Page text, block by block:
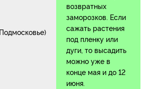
возвратных
заморозков. Если
сажать растения
под пленку или
дуги, то высадить
можно уже в
конце мая и до 12
июня.